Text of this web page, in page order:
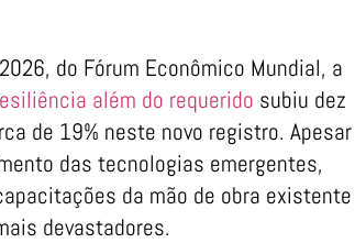
do Fórum Econômico Mundial, a
além do requerido subiu dez
de 19% neste novo registro. Apesar
das tecnologias emergentes,
da mão de obra existente
devastadores.